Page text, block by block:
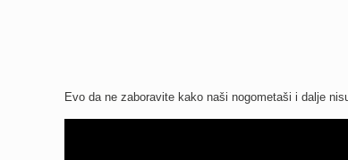
Evo da ne zaboravite kako naši nogometaši i dalje